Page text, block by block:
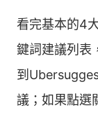
看完基本的4
鍵詞建議列表
到
議；如果點選